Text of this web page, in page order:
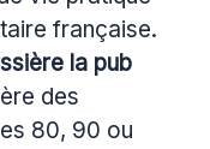
française.
la pub
des
80, 90 ou